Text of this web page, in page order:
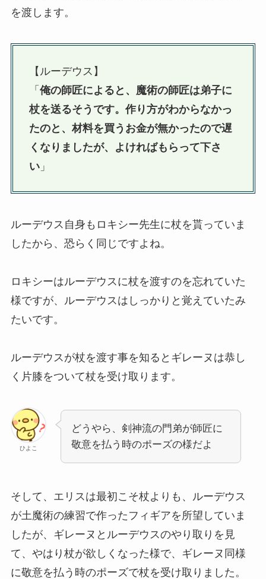
を渡します。
【ルーデウス】
「 俺の師匠によると、魔術の師匠は弟子に
杖を送るそうです。作り方がわからなかっ
たのと、材料を買うお金が無かったので遅
くなりましたが、よければもらって下さ
い」
ルーデウス自身もロキシー先生に杖を貰っていま
したから、恐らく同じですよね。
ロキシーはルーデウスに杖を渡すのを忘れていた
様ですが、ルーデウスはしっかりと覚えていたみ
たいです。
ルーデウスが杖を渡す事を知るとギレーヌは恭し
く片膝をついて杖を受け取ります。
ひよこ
どうやら、剣神流の門弟が師匠に
敬意を払う時のポーズの様だよ
そして、エリスは最初こそ杖よりも、ルーデウス
が土魔術の練習で作ったフィギアを所望していま
したが、ギレーヌとルーデウスのやり取りを見
て、やはり杖が欲しくなった様で、ギレーヌ同様
に敬意を払う時のポーズで杖を受け取りました。